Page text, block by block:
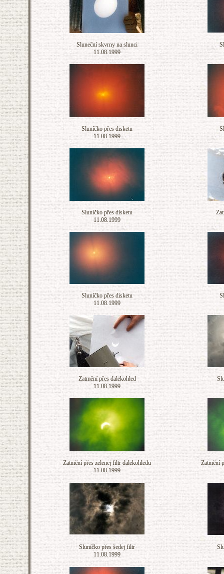
Sluneční skvrny na slunci
11.08.1999
Sluníčko přes disketu
11.08.1999
Sluníčko přes disketu
11.08.1999
Sluníčko přes disketu
11.08.1999
Zatmění přes dalekohled
11.08.1999
Zatmění přes zelenej filtr dalekohledu
11.08.1999
Zatmění
Sluníčko přes šedej filtr
11.08.1999